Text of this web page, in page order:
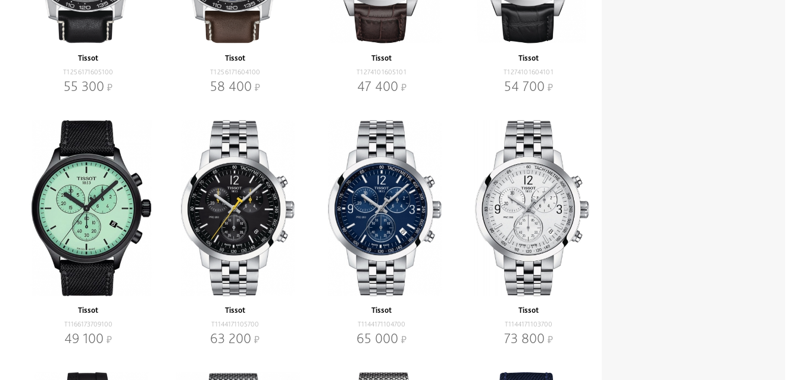
Tissot
T1256171605100
55 300
Tissot
T1256171604100
58 400
Tissot
T1274101605101
47 400
Tissot
T1274101604101
54 700
Tissot
T1166173709100
49 100
Tissot
T1144171105700
63 200
Tissot
T1144171104700
65 000
Tissot
T1144171103700
73 800